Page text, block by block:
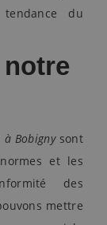
du
Bobignysont
et les
des
mettre